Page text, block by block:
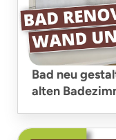
Bad neu
alten